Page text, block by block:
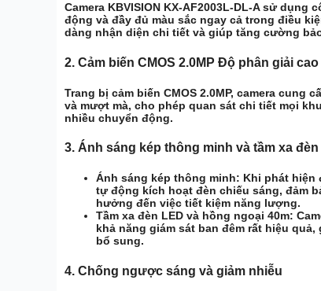
Camera KBVISION KX-AF2003L-DL-A sử dụng
động và đầy đủ màu sắc ngay cả trong điều
dàng nhận diện chi tiết và giúp tăng cường
2. Cảm biến CMOS 2.0MP Độ phân giải cao
Trang bị cảm biến CMOS 2.0MP, camera cung
và mượt mà, cho phép quan sát chi tiết mọi
nhiều chuyển động.
3. Ánh sáng kép thông minh và tầm xa đèn
Ánh sáng kép thông minh: Khi phát hiện
tự động kích hoạt đèn chiếu sáng, đảm
hưởng đến việc tiết kiệm năng lượng.
Tầm xa đèn LED và hồng ngoại 40m:
khả năng giám sát ban đêm rất hiệu
bổ sung.
4. Chống ngược sáng và giảm nhiễu